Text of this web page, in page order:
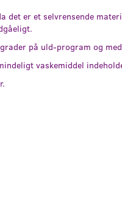
det er et selvrensende
på uld-program og
vaskemiddel